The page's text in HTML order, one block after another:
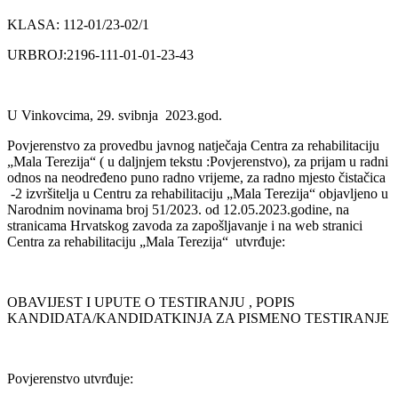
KLASA: 112-01/23-02/1
URBROJ:2196-111-01-01-23-43
U Vinkovcima, 29. svibnja 2023.god.
Povjerenstvo za provedbu javnog natječaja Centra za rehabilitaciju
„Mala Terezija“ ( u daljnjem tekstu :Povjerenstvo), za prijam u radni
odnos na neodređeno puno radno vrijeme, za radno mjesto čistačica
-2 izvršitelja u Centru za rehabilitaciju „Mala Terezija“ objavljeno u
Narodnim novinama broj 51/2023. od 12.05.2023.godine, na
stranicama Hrvatskog zavoda za zapošljavanje i na web stranici
Centra za rehabilitaciju „Mala Terezija“ utvrđuje:
OBAVIJEST I UPUTE O TESTIRANJU , POPIS
KANDIDATA/KANDIDATKINJA ZA PISMENO TESTIRANJE
Povjerenstvo utvrđuje: